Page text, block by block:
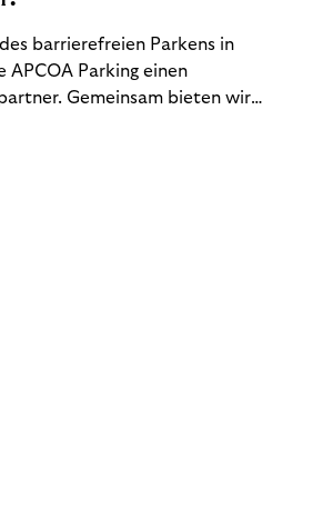
barrierefreien Parkens in
APCOA Parking einen
Gemeinsam bieten wir